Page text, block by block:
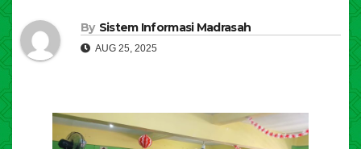
By Sistem Informasi Madrasah
AUG 25, 2025